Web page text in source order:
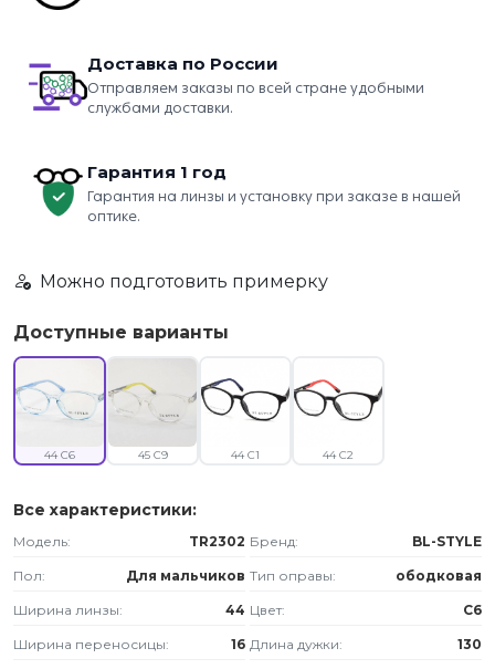
Доставка по России
Отправляем заказы по всей стране удобными
службами доставки.
Гарантия 1 год
Гарантия на линзы и установку при заказе в нашей
оптике.
Можно подготовить примерку
Доступные варианты
44 C6 45 C9 44 C1 44 C2
Все характеристики:
Модель: TR2302 Бренд: BL-STYLE
Пол: Для мальчиков Тип оправы: ободковая
Ширина линзы: 44 Цвет: C6
Ширина переносицы: 16 Длина дужки: 130